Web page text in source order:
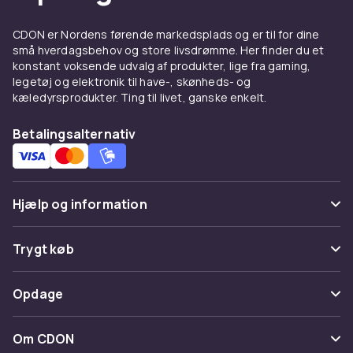
om arme, ben og laegge oger ilttilfoerslen og
reducerer haevelse. Varme ved ryg og saede
udvider blodkarrene og forbereder musklerne
til en dybere behandling. Mange modeller har
kroppen haeldes bagud og trykket pa
rygraden reduceres markant.
Vil du kombinere afslapning med en behagelig
gyngning? Se ogsa vores
blod og rolig bevaegelse uden indbygget
Massagestole til
arbejdspladsen
massagelaenestole, der egner sig bedst til en
CDON er Nordens førende markedsplads og er til for dine
små hverdagsbehov og store livsdrømme. Her finder du et
konstant voksende udvalg af produkter, lige fra gaming,
legetøj og elektronik til have-, skønheds- og
kæledyrsprodukter. Ting til livet, ganske enkelt.
Betalingsalternativ
Hjælp og information
Ofte stillede spørgsmål
Spor pakke
Fortryd & returner her
Kontakt os
Trygt køb
Betaling
Levering
Opdage
Kategorier
Om CDON